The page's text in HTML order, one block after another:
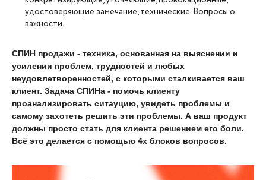
удостоверяющие замечание, технические. Вопросы о
важности.
СПИН продажи - техника, основанная на выяснении и
усилении проблем, трудностей и любых
неудовлетворенностей, с которыми сталкивается ваш
клиент. Задача СПИНа - помочь клиенту
проанализировать ситауцию, увидеть проблемы и
самому захотеть решить эти проблемы. А ваш продукт
должны просто стать для клиента решением его боли.
Всё это делается с помощью 4х блоков вопросов.